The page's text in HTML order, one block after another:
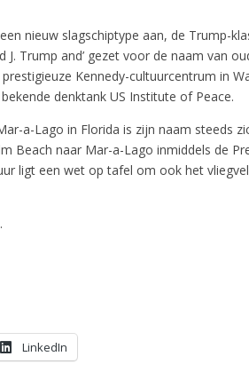
nieuw slagschiptype aan, de Trump-
J. Trump and’ gezet voor de naam van
Kennedy-cultuurcentrum in
denktank US Institute of Peace.
a-Lago in Florida is zijn naam steeds
Beach naar Mar-a-Lago inmiddels de
ligt een wet op tafel om ook het
LinkedIn